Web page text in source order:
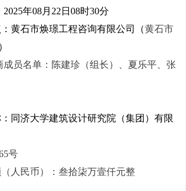
2025年08月 22 日 08时30分
黄石市焕璟工程咨询有限公司 （黄石市
）
成员名单： 陈建珍 （组长）、 夏乐平
张
同济大学建筑设计研究院（集团）有限
号
人民币）： 叁拾柒万壹仟元整